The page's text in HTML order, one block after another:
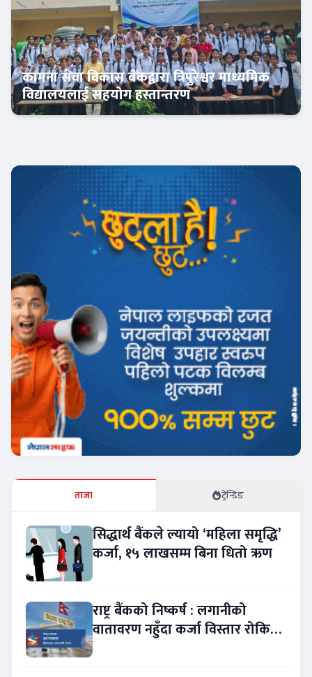
कामना सेवा विकास बैंकद्वारा त्रिपुरेश्वर माध्यमिक
विद्यालयलाई सहयोग हस्तान्तरण
ताजा ट्रेन्डिङ
सिद्धार्थ बैंकले ल्यायो ‘महिला समृद्धि’
कर्जा, १५ लाखसम्म बिना धितो ऋण
राष्ट्र बैंकको निष्कर्ष : लगानीको
वातावरण नहुँदा कर्जा विस्तार रोकियो